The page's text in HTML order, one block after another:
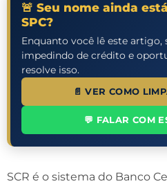
🚨 Seu nome ainda
SPC?
Enquanto você lê este
impedindo de crédito e
resolve isso.
📄 VER COMO
💬 FALAR COM
SCR é o sistema do Banco